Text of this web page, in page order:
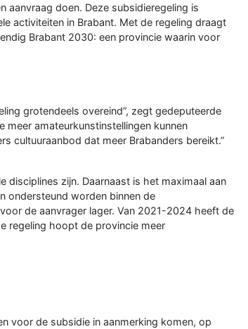
aanvraag doen. Deze subsidieregeling is
activiteiten in Brabant. Met de regeling draagt
Brabant 2030: een provincie waarin voor
grotendeels overeind”, zegt gedeputeerde
meer amateurkunstinstellingen kunnen
cultuuraanbod dat meer Brabanders bereikt.”
disciplines zijn. Daarnaast is het maximaal aan
ondersteund worden binnen de
de aanvrager lager. Van 2021-2024 heeft de
regeling hoopt de provincie meer
voor de subsidie in aanmerking komen, op